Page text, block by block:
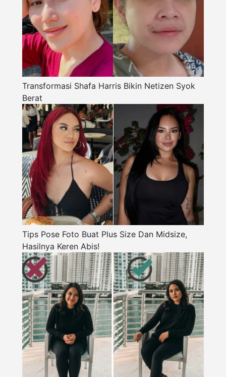
Transformasi Shafa Harris Bikin Netizen Syok
Berat
Tips Pose Foto Buat Plus Size Dan Midsize,
Hasilnya Keren Abis!